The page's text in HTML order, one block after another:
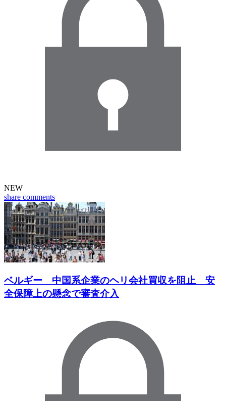
NEW
share comments
ベルギー 中国系企業のヘリ会社買収を阻止 安
全保障上の懸念で審査介入